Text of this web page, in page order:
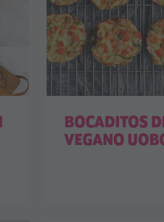
BOCADITOS
VEGANO